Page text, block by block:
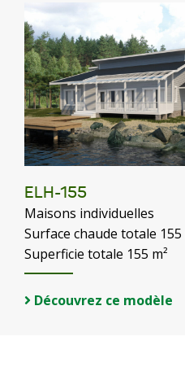
ELH-155
Maisons individuelles
Surface chaude totale 155
Superficie totale 155 m²
Découvrez ce modèle